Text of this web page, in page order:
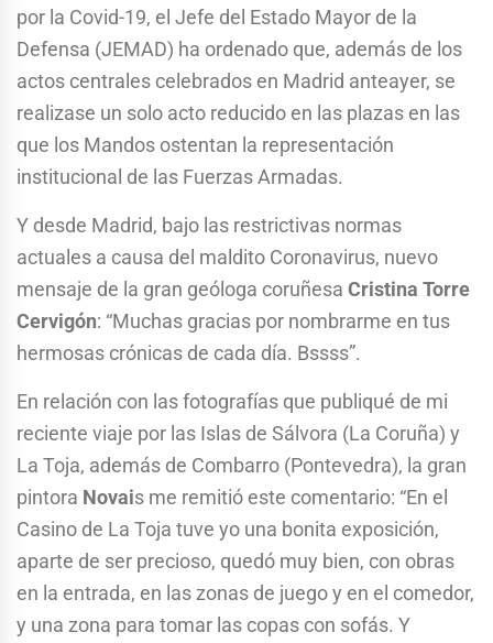
por la Covid-19, el Jefe del Estado Mayor de la
Defensa (JEMAD) ha ordenado que, además de los
actos centrales celebrados en Madrid anteayer, se
realizase un solo acto reducido en las plazas en las
que los Mandos ostentan la representación
institucional de las Fuerzas Armadas.
Y desde Madrid, bajo las restrictivas normas
actuales a causa del maldito Coronavirus, nuevo
mensaje de la gran geóloga coruñesa Cristina Torre
Cervigón: “Muchas gracias por nombrarme en tus
hermosas crónicas de cada día. Bssss”.
En relación con las fotografías que publiqué de mi
reciente viaje por las Islas de Sálvora (La Coruña) y
La Toja, además de Combarro (Pontevedra), la gran
pintora Novais me remitió este comentario: “En el
Casino de La Toja tuve yo una bonita exposición,
aparte de ser precioso, quedó muy bien, con obras
en la entrada, en las zonas de juego y en el comedor,
y una zona para tomar las copas con sofás. Y